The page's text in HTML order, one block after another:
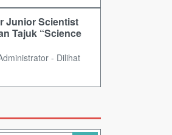
Junior Scientist
Tajuk “Science
- Dilihat